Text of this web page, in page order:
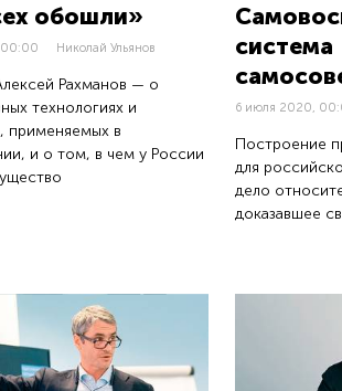
обошли»
Николай Ульянов
Рахманов — о
технологиях и
применяемых в
и о том, в чем у России
система
6 июля 2020,
Построение
для
дело
доказавшее